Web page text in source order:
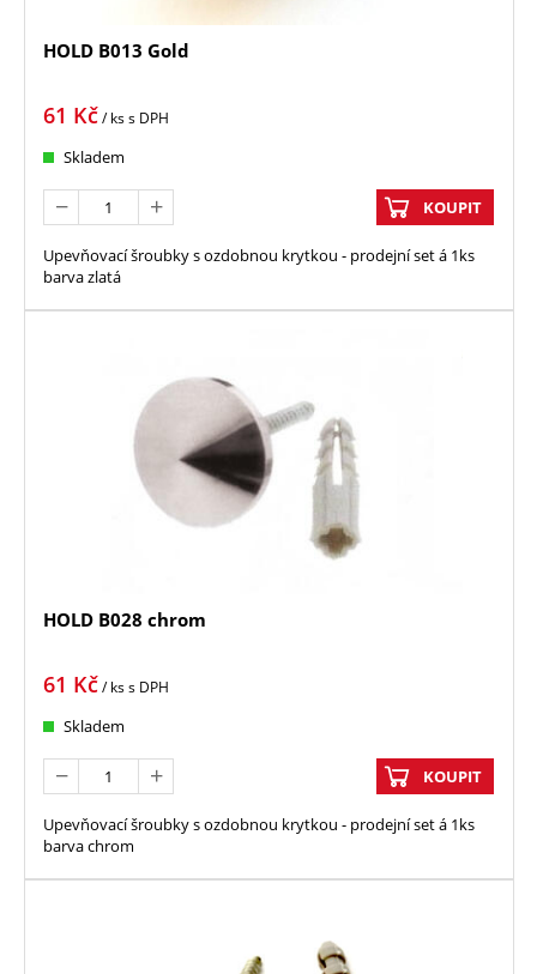
HOLD B013 Gold
61 Kč/ kss DPH
Skladem
KOUPIT
Upevňovací šroubky s ozdobnou krytkou - prodejní set á 1ks
barva zlatá
HOLD B028 chrom
61 Kč/ kss DPH
Skladem
KOUPIT
Upevňovací šroubky s ozdobnou krytkou - prodejní set á 1ks
barva chrom